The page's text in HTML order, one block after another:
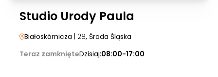
Studio Urody Paula
Białoskórnicza | 28, Środa Śląska
Teraz zamknięteDzisiaj:08:00-17:00